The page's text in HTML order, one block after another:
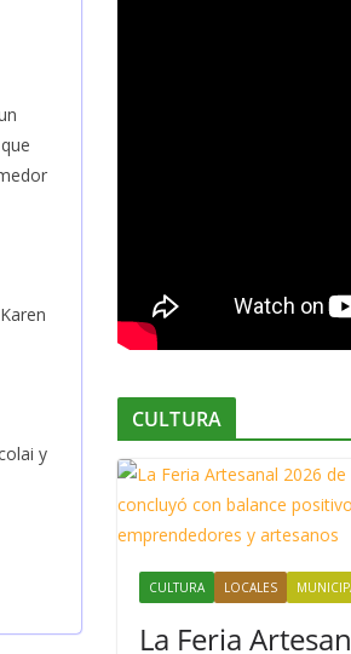
y
CULTURA
CULTURA LOCALES
La Feria